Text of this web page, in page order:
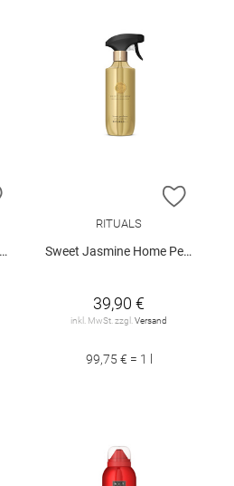
ZUR WUNSCHLISTE HINZUFÜGEN
ZUR
RITUALS
Sweet Jasmine Home Perfume 400ml
39,90 €
inkl. MwSt. zzgl.Versand
99,75 € = 1 l